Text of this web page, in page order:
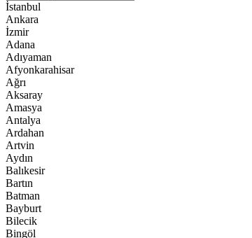
İstanbul
Ankara
İzmir
Adana
Adıyaman
Afyonkarahisar
Ağrı
Aksaray
Amasya
Antalya
Ardahan
Artvin
Aydın
Balıkesir
Bartın
Batman
Bayburt
Bilecik
Bingöl